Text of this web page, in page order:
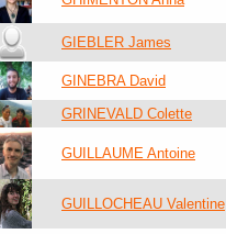
GIEBLER James
GINEBRA David
GRINEVALD Colette
GUILLAUME Antoine
GUILLOCHEAU Valentine